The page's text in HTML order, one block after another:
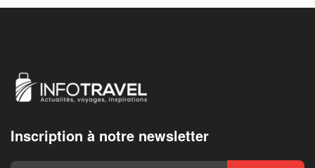
Inscription à notre newsletter